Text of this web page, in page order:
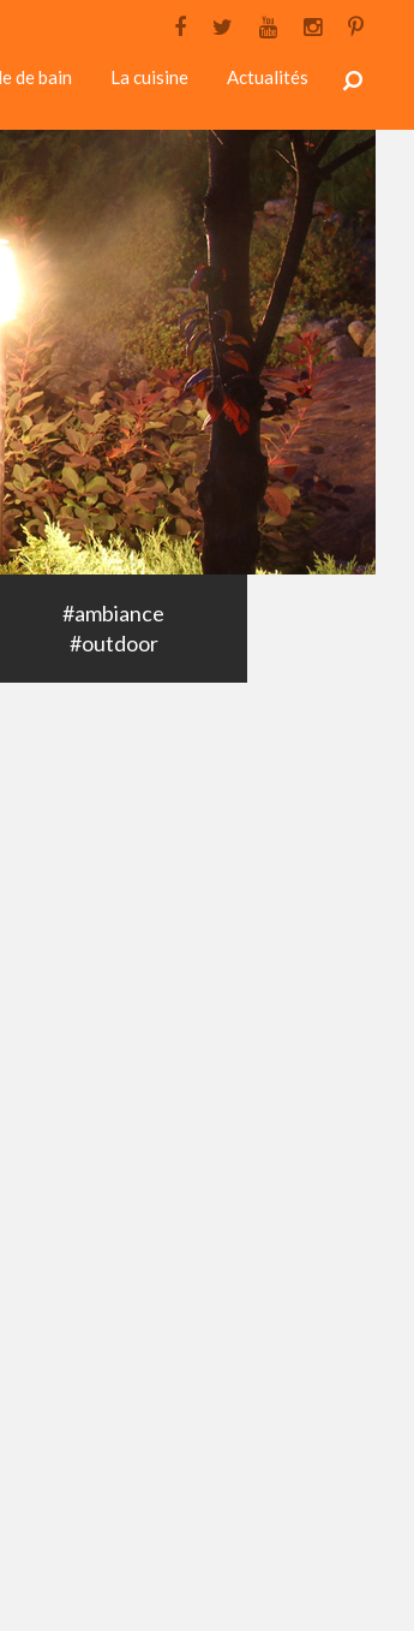
de bain La cuisine Actualités
#ambiance
#outdoor